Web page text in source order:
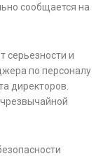
сообщается на
серьезности и
по персоналу
директоров.